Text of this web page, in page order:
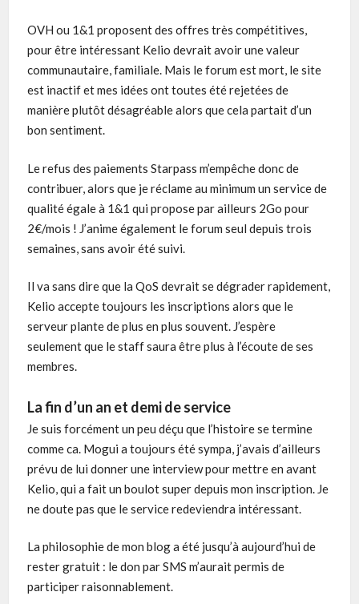
OVH ou 1&1 proposent des offres très compétitives,
pour être intéressant Kelio devrait avoir une valeur
communautaire, familiale. Mais le forum est mort, le site
est inactif et mes idées ont toutes été rejetées de
manière plutôt désagréable alors que cela partait d’un
bon sentiment.
Le refus des paiements Starpass m’empêche donc de
contribuer, alors que je réclame au minimum un service de
qualité égale à 1&1 qui propose par ailleurs 2Go pour
2€/mois ! J’anime également le forum seul depuis trois
semaines, sans avoir été suivi.
Il va sans dire que la QoS devrait se dégrader rapidement,
Kelio accepte toujours les inscriptions alors que le
serveur plante de plus en plus souvent. J’espère
seulement que le staff saura être plus à l’écoute de ses
membres.
La fin d’un an et demi de service
Je suis forcément un peu déçu que l’histoire se termine
comme ca. Mogui a toujours été sympa, j’avais d’ailleurs
prévu de lui donner une interview pour mettre en avant
Kelio, qui a fait un boulot super depuis mon inscription. Je
ne doute pas que le service redeviendra intéressant.
La philosophie de mon blog a été jusqu’à aujourd’hui de
rester gratuit : le don par SMS m’aurait permis de
participer raisonnablement.